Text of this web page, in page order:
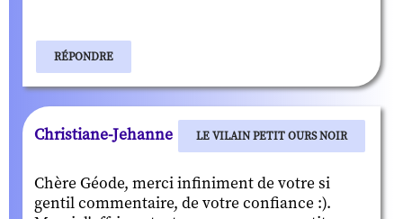
RÉPONDRE
Christiane-Jehanne LE VILAIN PETIT OURS NOIR
Chère Géode, merci infiniment de votre si
gentil commentaire, de votre confiance :).